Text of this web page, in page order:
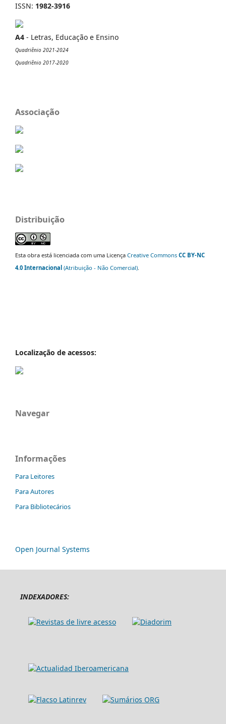
ISSN: 1982-3916
A4 - Letras, Educação e Ensino
Quadriênio 2021-2024
Quadriênio 2017-2020
Associação
Distribuição
Esta obra está licenciada com uma Licença Creative Commons CC BY-NC
4.0 Internacional (Atribuição - Não Comercial)
Localização de acessos:
Navegar
Informações
Para Leitores
Para Autores
Para Bibliotecários
Open Journal Systems
INDEXADORES: